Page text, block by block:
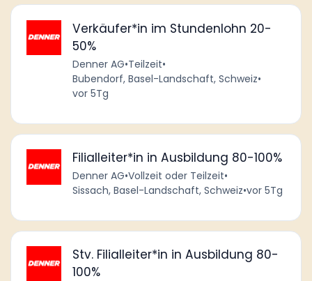
Verkäufer*in im Stundenlohn 20-
50%
Denner AG•Teilzeit•
Bubendorf, Basel-Landschaft, Schweiz•
vor 5Tg
Filialleiter*in in Ausbildung 80-100%
Denner AG•Vollzeit oder Teilzeit•
Sissach, Basel-Landschaft, Schweiz•vor 5Tg
Stv. Filialleiter*in in Ausbildung 80-
100%